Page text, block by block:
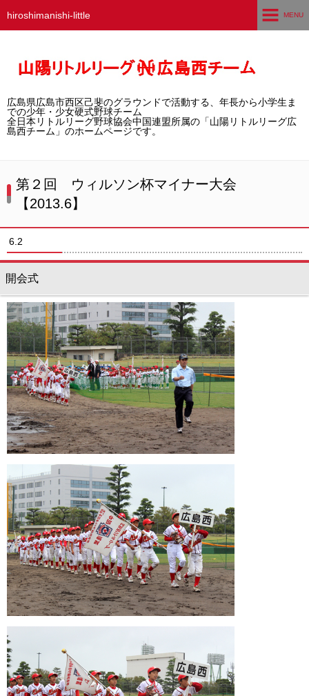
hiroshimanishi-little
広島県広島市西区己斐のグラウンドで活動する、年長から小学生ま
での少年・少女硬式野球チーム
全日本リトルリーグ野球協会中国連盟所属の「山陽リトルリーグ広
島西チーム」のホームページです。
MENU
広島西チームとは
選手募集／体験・見学
選手・スタッフ紹介
試合結果
卒団生の声
ガンバレ！広島西ブログ
「体験」「見学」お申し込み／その他お問合わせ
寄付のお願い
質問コーナー Ｑ＆Ａ
リトルリーグについて
第２回 ウィルソン杯マイナー大会
【2013.6】
6.2
開会式